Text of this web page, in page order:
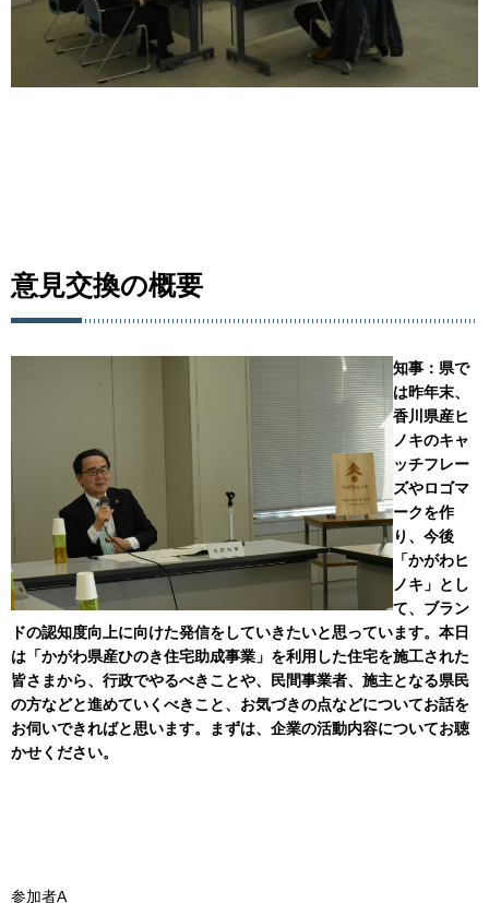
意見交換の概要
知事：県で
は昨年末、
香川県産ヒ
ノキのキャ
ッチフレー
ズやロゴマ
ークを作
り、今後
「かがわヒ
ノキ」とし
て、ブラン
ドの認知度向上に向けた発信をしていきたいと思っています。本日
は「かがわ県産ひのき住宅助成事業」を利用した住宅を施工された
皆さまから、行政でやるべきことや、民間事業者、施主となる県民
の方などと進めていくべきこと、お気づきの点などについてお話を
お伺いできればと思います。まずは、企業の活動内容についてお聴
かせください。
参加者A